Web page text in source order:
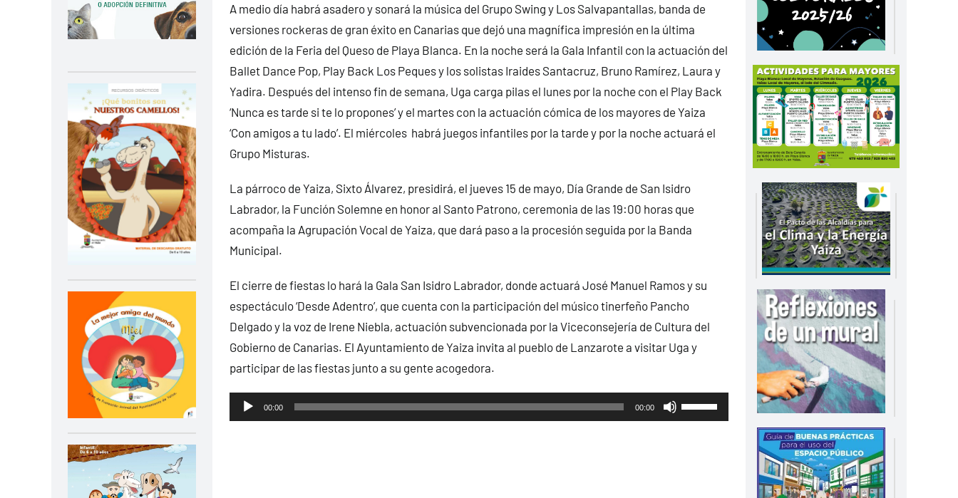
A medio día habrá asadero y sonará la música del Grupo Swing y Los Salvapantallas, banda de
versiones rockeras de gran éxito en Canarias que dejó una magnífica impresión en la última
edición de la Feria del Queso de Playa Blanca. En la noche será la Gala Infantil con la actuación del
Ballet Dance Pop, Play Back Los Peques y los solistas Iraides Santacruz, Bruno Ramírez, Laura y
Yadira. Después del intenso fin de semana, Uga carga pilas el lunes por la noche con el Play Back
‘Nunca es tarde si te lo propones’ y el martes con la actuación cómica de los mayores de Yaiza
‘Con amigos a tu lado’. El miércoles habrá juegos infantiles por la tarde y por la noche actuará el
Grupo Misturas.
La párroco de Yaiza, Sixto Álvarez, presidirá, el jueves 15 de mayo, Día Grande de San Isidro
Labrador, la Función Solemne en honor al Santo Patrono, ceremonia de las 19:00 horas que
acompaña la Agrupación Vocal de Yaiza, que dará paso a la procesión seguida por la Banda
Municipal.
El cierre de fiestas lo hará la Gala San Isidro Labrador, donde actuará José Manuel Ramos y su
espectáculo ‘Desde Adentro’, que cuenta con la participación del músico tinerfeño Pancho
Delgado y la voz de Irene Niebla, actuación subvencionada por la Viceconsejería de Cultura del
Gobierno de Canarias. El Ayuntamiento de Yaiza invita al pueblo de Lanzarote a visitar Uga y
participar de las fiestas junto a su gente acogedora.
Reproductor
de
00:00 00:00
Utiliza
las